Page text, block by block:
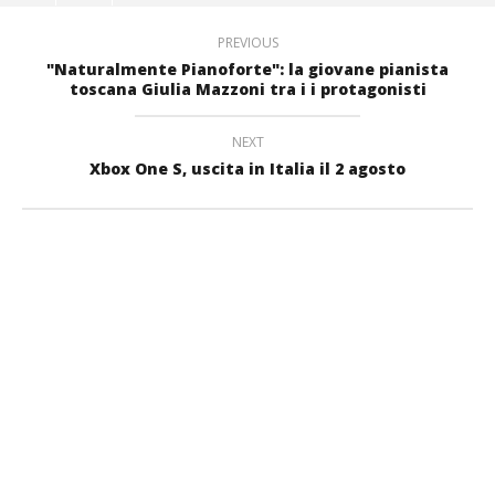
PREVIOUS
"Naturalmente Pianoforte": la giovane pianista
toscana Giulia Mazzoni tra i i protagonisti
NEXT
Xbox One S, uscita in Italia il 2 agosto